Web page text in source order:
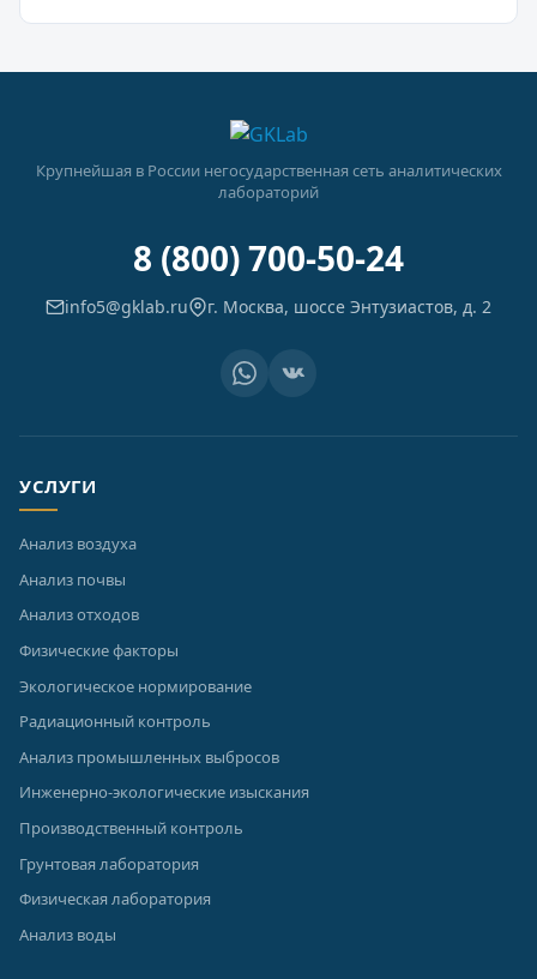
Крупнейшая в России негосударственная сеть аналитических
лабораторий
8 (800) 700-50-24
info5@gklab.ru г. Москва, шоссе Энтузиастов, д. 2
УСЛУГИ
Анализ воздуха
Анализ почвы
Анализ отходов
Физические факторы
Экологическое нормирование
Радиационный контроль
Анализ промышленных выбросов
Инженерно-экологические изыскания
Производственный контроль
Грунтовая лаборатория
Физическая лаборатория
Анализ воды